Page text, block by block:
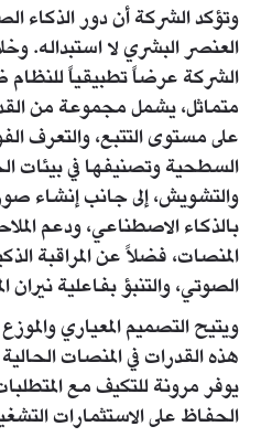
وتؤكد الشركة أن دور الذكاء
العنصر البشري لا استبداله.
الشركة عرضاً تطبيقياً
متماثل، يشمل مجموعة من
على مستوى التتبع، والتعرف
السطحية وتصنيفها في بيئات
والتشويش، إلى جانب إنشاء
بالذكاء الاصطناعي، ودعم
المنصات، فضلاً عن المراقبة
الصوتي، والتنبؤ بفاعلية نيران
هذه القدرات في المنصات
يوفر مرونة للتكيف مع
الحفاظ على الاستثمارات